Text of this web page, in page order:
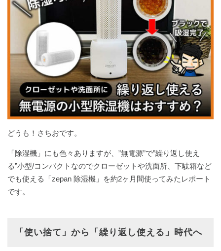
どうも！さちおです。
「除湿機」にも色々ありますが、”無電源”で”繰り返し使え
る”小型/コンパクトなのでクローゼットや洗面所、下駄箱など
でも使える「zepan 除湿機」を約2ヶ月間使ってみたレポート
です。
「使い捨て」から「繰り返し使える」時代へ